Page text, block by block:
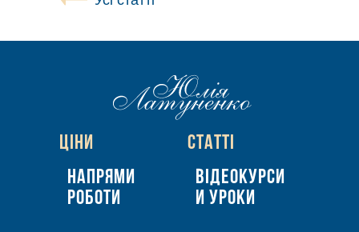
Напрями
роботи
Статтi
Вiдеокурси
и уроки
Цiни